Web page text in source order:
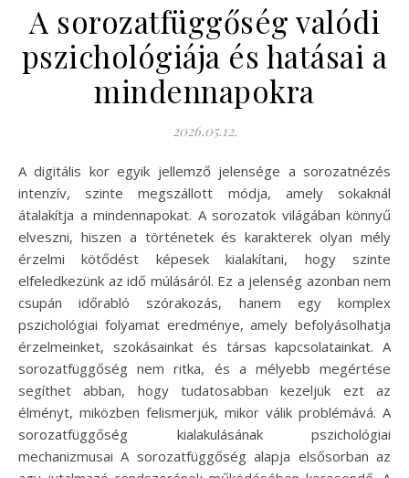
A sorozatfüggőség valódi
pszichológiája és hatásai a
mindennapokra
2026.05.12.
A digitális kor egyik jellemző jelensége a sorozatnézés
intenzív, szinte megszállott módja, amely sokaknál
átalakítja a mindennapokat. A sorozatok világában könnyű
elveszni, hiszen a történetek és karakterek olyan mély
érzelmi kötődést képesek kialakítani, hogy szinte
elfeledkezünk az idő múlásáról. Ez a jelenség azonban nem
csupán időrabló szórakozás, hanem egy komplex
pszichológiai folyamat eredménye, amely befolyásolhatja
érzelmeinket, szokásainkat és társas kapcsolatainkat. A
sorozatfüggőség nem ritka, és a mélyebb megértése
segíthet abban, hogy tudatosabban kezeljük ezt az
élményt, miközben felismerjük, mikor válik problémává. A
sorozatfüggőség kialakulásának pszichológiai
mechanizmusai A sorozatfüggőség alapja elsősorban az